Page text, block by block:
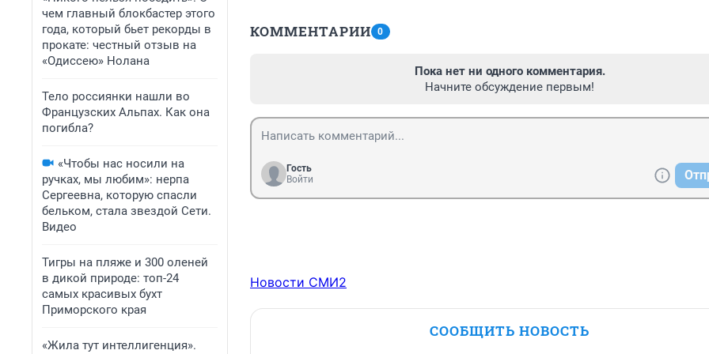
чем главный блокбастер этого
года, который бьет рекорды в
прокате: честный отзыв на
«Одиссею» Нолана
Тело россиянки нашли во
Французских Альпах. Как она
погибла?
«Чтобы нас носили на
ручках, мы любим»: нерпа
Сергеевна, которую спасли
бельком, стала звездой Сети.
Видео
Тигры на пляже и 300 оленей
в дикой природе: топ-24
самых красивых бухт
Приморского края
«Жила тут интеллигенция».
КОММЕНТАРИИ 0
Пока нет ни одного комментария.
Начните обсуждение первым!
Гость
Войти
Новости СМИ2
СООБЩИТЬ НОВОСТЬ